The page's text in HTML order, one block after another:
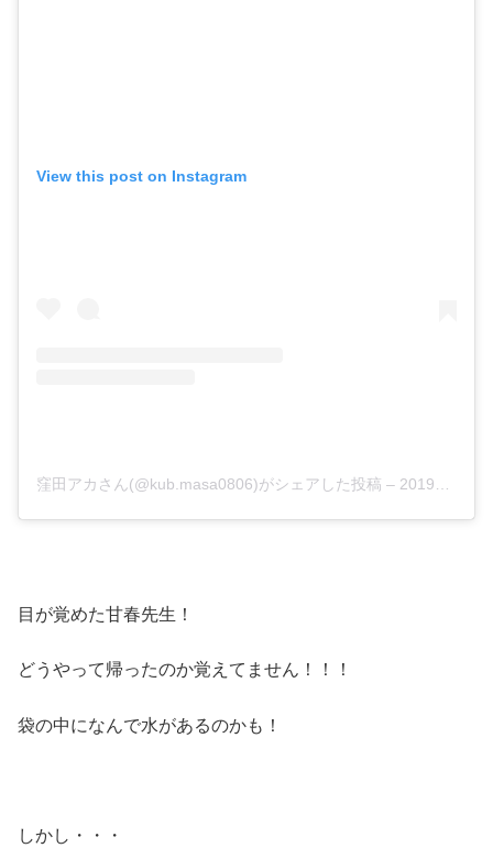
View this post on Instagram
窪田アカさん(@kub.masa0806)がシェアした投稿 – 2019年 4月月15日午前6時30分PDT
目が覚めた甘春先生！
どうやって帰ったのか覚えてません！！！
袋の中になんで水があるのかも！
しかし・・・